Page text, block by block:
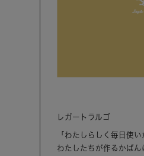
レガートラルゴ
「わたしらしく毎日使
わたしたちが作るかば